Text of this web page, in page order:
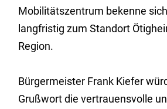
Mobilitätszentrum bekenne
langfristig zum Standort
Region.
Bürgermeister Frank Kiefer
Grußwort die vertrauensvolle